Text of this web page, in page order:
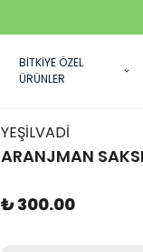
BİTKİYE ÖZEL
ÜRÜNLER
YEŞİLVADİ
ARANJMAN
₺ 300.00